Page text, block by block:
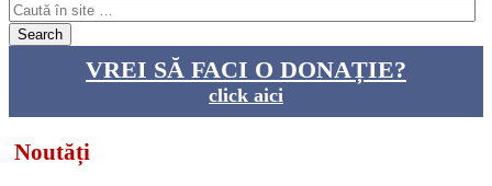
VREI SĂ FACI O DONAȚIE?
click aici
Noutăți